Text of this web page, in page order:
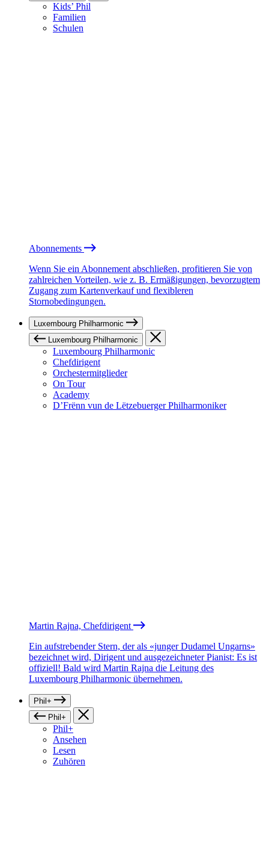
Kids’ Phil
Familien
Schulen
Abonnements
Wenn Sie ein Abonnement abschließen, profitieren Sie von
zahlreichen Vorteilen, wie z. B. Ermäßigungen, bevorzugtem
Zugang zum Kartenverkauf und flexibleren
Stornobedingungen.
Luxembourg Philharmonic
Luxembourg Philharmonic
Luxembourg Philharmonic
Chefdirigent
Orchestermitglieder
On Tour
Academy
D’Frënn vun de Lëtzebuerger Philharmoniker
Martin Rajna, Chefdirigent
Ein aufstrebender Stern, der als «junger Dudamel Ungarns»
bezeichnet wird, Dirigent und ausgezeichneter Pianist: Es ist
offiziell! Bald wird Martin Rajna die Leitung des
Luxembourg Philharmonic übernehmen.
Phil+
Phil+
Phil+
Ansehen
Lesen
Zuhören